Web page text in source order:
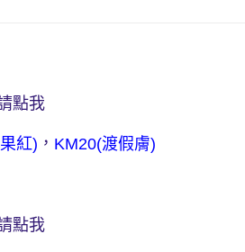
料，逾期未確認訂單將自動取消)
點我
紅) ， KM20(渡假膚)
點我